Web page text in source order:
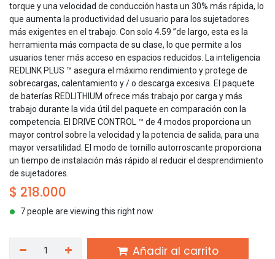
torque y una velocidad de conducción hasta un 30% más rápida, lo
que aumenta la productividad del usuario para los sujetadores
más exigentes en el trabajo. Con solo 4.59 ”de largo, esta es la
herramienta más compacta de su clase, lo que permite a los
usuarios tener más acceso en espacios reducidos. La inteligencia
REDLINK PLUS ™ asegura el máximo rendimiento y protege de
sobrecargas, calentamiento y / o descarga excesiva. El paquete
de baterías REDLITHIUM ofrece más trabajo por carga y más
trabajo durante la vida útil del paquete en comparación con la
competencia. El DRIVE CONTROL ™ de 4 modos proporciona un
mayor control sobre la velocidad y la potencia de salida, para una
mayor versatilidad. El modo de tornillo autorroscante proporciona
un tiempo de instalación más rápido al reducir el desprendimiento
de sujetadores.
$ 218.000
7 people are viewing this right now
Añadir al carrito